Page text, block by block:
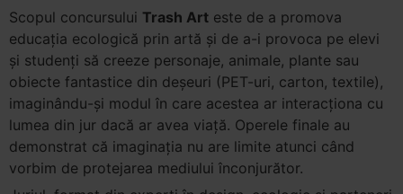
Scopul concursului Trash Art este de a promova
educația ecologică prin artă și de a-i provoca pe elevi
și studenți să creeze personaje, animale, plante sau
obiecte fantastice din deșeuri (PET-uri, carton, textile),
imaginându-și modul în care acestea ar interacționa cu
lumea din jur dacă ar avea viață. Operele finale au
demonstrat că imaginația nu are limite atunci când
vorbim de protejarea mediului înconjurător.